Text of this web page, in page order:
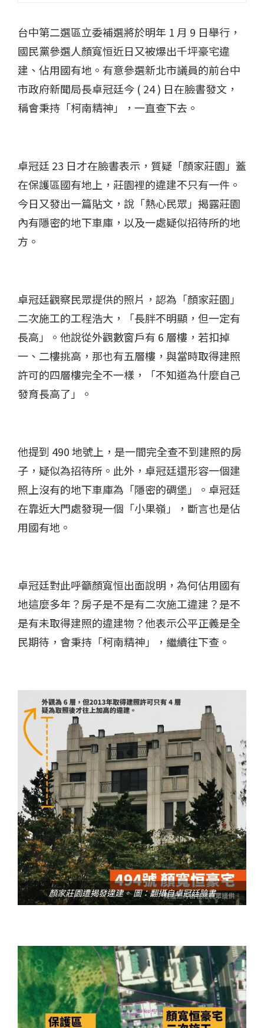
台中第二選區立委補選將於明年 1 月 9 日舉行，
國民黨參選人顏寬恒近日又被爆出千坪豪宅違
建、佔用國有地。有意參選新北市議員的前台中
市政府新聞局長卓冠廷今 ( 24 ) 日在臉書發文，
稱會秉持「柯南精神」，一直查下去。
卓冠廷 23 日才在臉書表示，質疑「顏家莊園」蓋
在保護區國有地上，莊園裡的違建不只有一件。
今日又發出一篇貼文，說「熱心民眾」揭露莊園
內有隱密的地下車庫，以及一處疑似招待所的地
方。
卓冠廷觀察民眾提供的照片，認為「顏家莊園」
二次施工的工程浩大，「長胖不明顯，但一定有
長高」。他說從外觀數窗戶有 6 層樓，若扣掉
一、二樓挑高，那也有五層樓，與當時取得建照
許可的四層樓完全不一樣，「不知道為什麼自己
發育長高了」。
他提到 490 地號上，是一間完全查不到建照的房
子，疑似為招待所。此外，卓冠廷還形容一個建
照上沒有的地下車庫為「隱密的碉堡」。卓冠廷
在靠近大門處發現一個「小果嶺」，斷言也是佔
用國有地。
卓冠廷對此呼籲顏寬恒出面說明，為何佔用國有
地這麼多年？房子是不是有二次施工違建？是不
是有未取得建照的違建物？他表示公平正義是全
民期待，會秉持「柯南精神」，繼續往下查。
顏家莊園遭揭發違建。 圖：翻攝自卓冠廷臉書